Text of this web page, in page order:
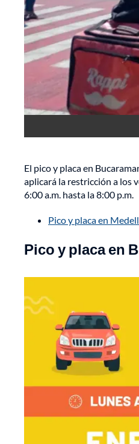
El pico y placa en
aplicará la restricción a los
6:00 a.m. hasta la 8:00 p.m.
Pico y placa en
Pico y placa en